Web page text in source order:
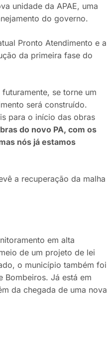
unidade da APAE, uma
do governo.
Pronto Atendimento e a
da primeira fase do
se torne um
será construído.
para o início das obras
do novo PA, com os
nós já estamos
a recuperação da malha
em alta
de um projeto de lei
o município também foi
Bombeiros. Já está em
da chegada de uma nova